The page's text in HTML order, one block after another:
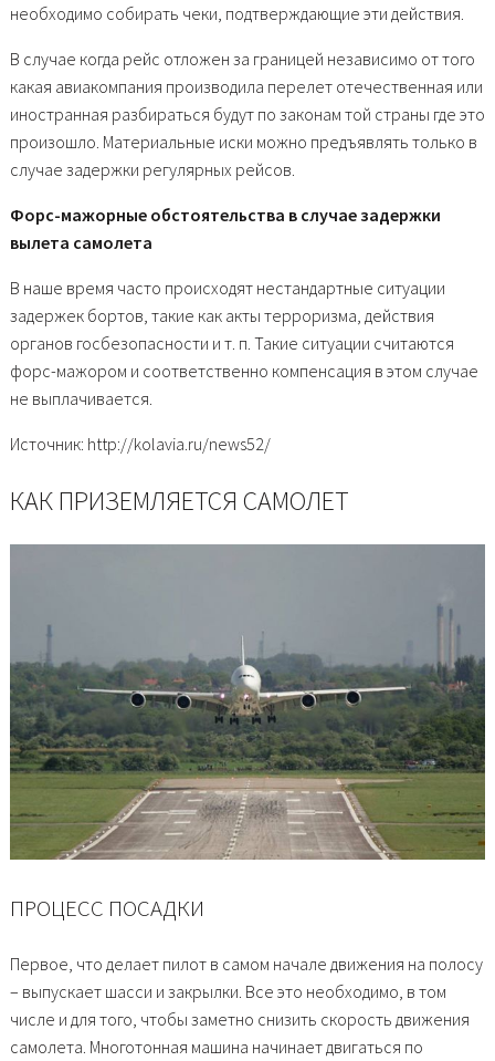
необходимо собирать чеки, подтверждающие эти действия.
В случае когда рейс отложен за границей независимо от того
какая авиакомпания производила перелет отечественная или
иностранная разбираться будут по законам той страны где это
произошло. Материальные иски можно предъявлять только в
случае задержки регулярных рейсов.
Форс-мажорные обстоятельства в случае задержки
вылета самолета
В наше время часто происходят нестандартные ситуации
задержек бортов, такие как акты терроризма, действия
органов госбезопасности и т. п. Такие ситуации считаются
форс-мажором и соответственно компенсация в этом случае
не выплачивается.
Источник: http://kolavia.ru/news52/
КАК ПРИЗЕМЛЯЕТСЯ САМОЛЕТ
ПРОЦЕСС ПОСАДКИ
Первое, что делает пилот в самом начале движения на полосу
– выпускает шасси и закрылки. Все это необходимо, в том
числе и для того, чтобы заметно снизить скорость движения
самолета. Многотонная машина начинает двигаться по